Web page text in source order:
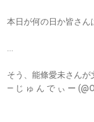
本日が何の日か皆さん
そう、能條愛未さんが
— じ ゅ ん で ぃ ー